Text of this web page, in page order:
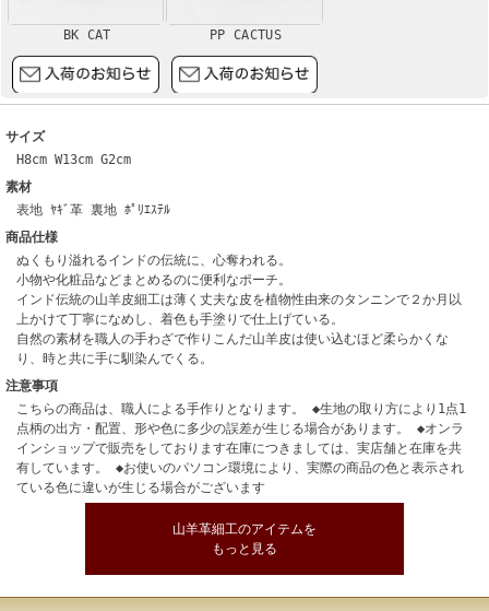
BK CAT PP CACTUS
サイズ
H8cm W13cm G2cm
素材
表地 ﾔｷﾞ革 裏地 ﾎﾟﾘｴｽﾃﾙ
商品仕様
ぬくもり溢れるインドの伝統に、心奪われる。
小物や化粧品などまとめるのに便利なポーチ。
インド伝統の山羊皮細工は薄く丈夫な皮を植物性由来のタンニンで２か月以
上かけて丁寧になめし、着色も手塗りで仕上げている。
自然の素材を職人の手わざで作りこんだ山羊皮は使い込むほど柔らかくな
り、時と共に手に馴染んでくる。
注意事項
こちらの商品は、職人による手作りとなります。 ◆生地の取り方により1点1
点柄の出方・配置、形や色に多少の誤差が生じる場合があります。 ◆オンラ
インショップで販売をしております在庫につきましては、実店舗と在庫を共
有しています。 ◆お使いのパソコン環境により、実際の商品の色と表示され
ている色に違いが生じる場合がございます
山羊革細工のアイテムを
もっと見る